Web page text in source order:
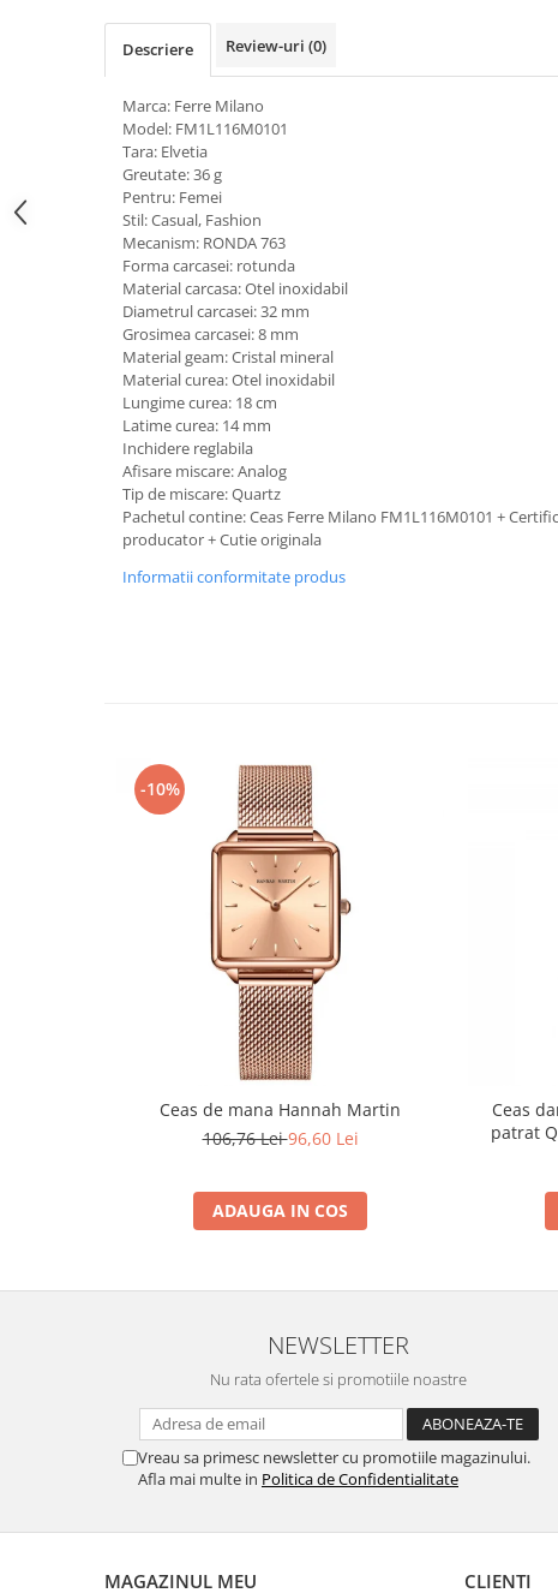
Descriere Review-uri (0)
Marca: Ferre Milano
Model: FM1L116M0101
Tara: Elvetia
Greutate: 36 g
Pentru: Femei
Stil: Casual, Fashion
Mecanism: RONDA 763
Forma carcasei: rotunda
Material carcasa: Otel inoxidabil
Diametrul carcasei: 32 mm
Grosimea carcasei: 8 mm
Material geam: Cristal mineral
Material curea: Otel inoxidabil
Lungime curea: 18 cm
Latime curea: 14 mm
Inchidere reglabila
Afisare miscare: Analog
Tip de miscare: Quartz
Pachetul contine: Ceas Ferre Milano FM1L116M0101 +
producator + Cutie originala
Informatii conformitate produs
-10%
Ceas de mana Hannah Martin
106,76 Lei96,60 Lei
ADAUGA IN COS
Ceas
patrat
NEWSLETTER
Nu rata ofertele si promotiile noastre
Vreau sa primesc newsletter cu promotiile magazinului.
Afla mai multe in Politica de Confidentialitate
MAGAZINUL MEU CLIENTI